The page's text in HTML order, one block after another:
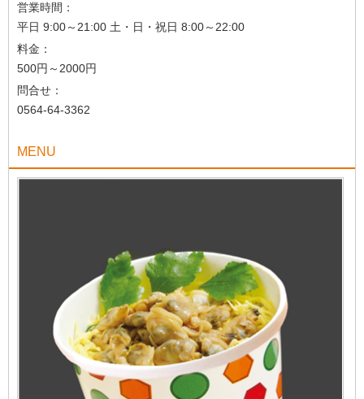
営業時間：
平日 9:00～21:00 土・日・祝日 8:00～22:00
料金：
500円～2000円
問合せ：
0564-64-3362
MENU